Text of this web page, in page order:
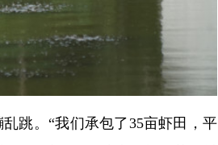
跳。“我们承包了35亩虾田，平